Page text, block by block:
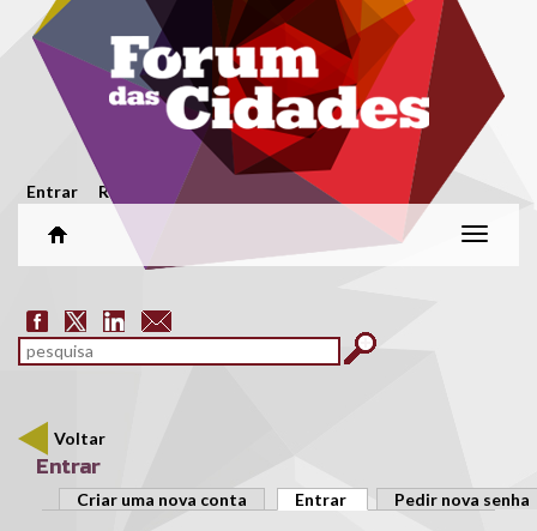
Passar para o conteúdo principal
Menu secundário
Entrar Registar
Alterar
Formulário de pesquisa
pesquisar
Voltar
Entrar
Separadores primários
Criar uma nova conta Entrar (separador ativo)
Pedir nova senha